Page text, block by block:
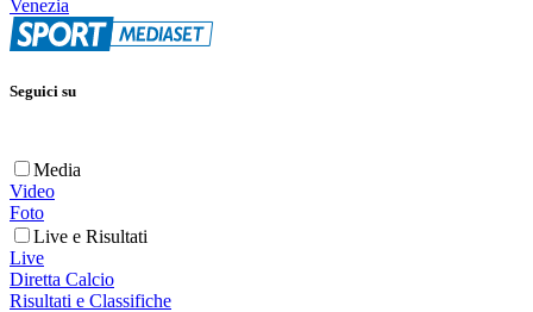
Venezia
Seguici su
Media
Video
Foto
Live e Risultati
Live
Diretta Calcio
Risultati e Classifiche